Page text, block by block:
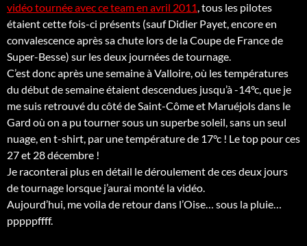
vidéo tournée avec ce team en avril 2011, tous les pilotes
étaient cette fois-ci présents (sauf Didier Payet, encore en
convalescence après sa chute lors de la Coupe de France de
Super-Besse) sur les deux journées de tournage.
C’est donc après une semaine à Valloire, où les températures
du début de semaine étaient descendues jusqu’à -14°c, que je
me suis retrouvé du côté de Saint-Côme et Maruéjols dans le
Gard où on a pu tourner sous un superbe soleil, sans un seul
nuage, en t-shirt, par une température de 17°c ! Le top pour ces
27 et 28 décembre !
Je raconterai plus en détail le déroulement de ces deux jours
de tournage lorsque j’aurai monté la vidéo.
Aujourd’hui, me voila de retour dans l’Oise… sous la pluie…
pppppffff.